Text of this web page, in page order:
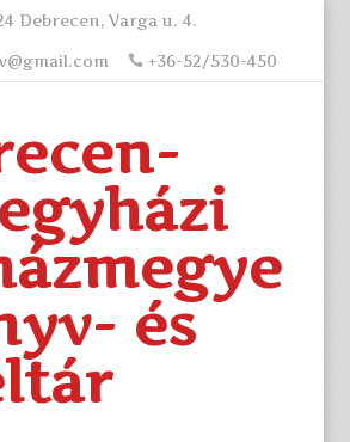
Debrecen, Varga u. 4.
+36-52/530-450
és